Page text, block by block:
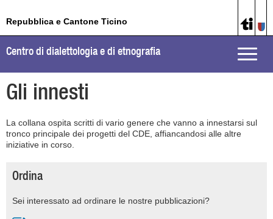
Repubblica e Cantone Ticino
Toggle
Centro di dialettologia e di etnografia
Gli innesti
La collana ospita scritti di vario genere che vanno a innestarsi sul
tronco principale dei progetti del CDE, affiancandosi alle altre
iniziative in corso.
Ordina
Sei interessato ad ordinare le nostre pubblicazioni?